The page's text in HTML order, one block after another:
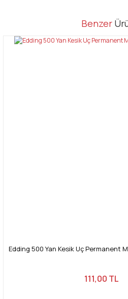
Bu ürüne ilk yorumu
Bu ürünün fiyat bilgisi, resim, ürün
tarafımıza iletebilirsiniz.
Benzer
Edding 500 Yan Kesik Uç Permanent
111,00 TL